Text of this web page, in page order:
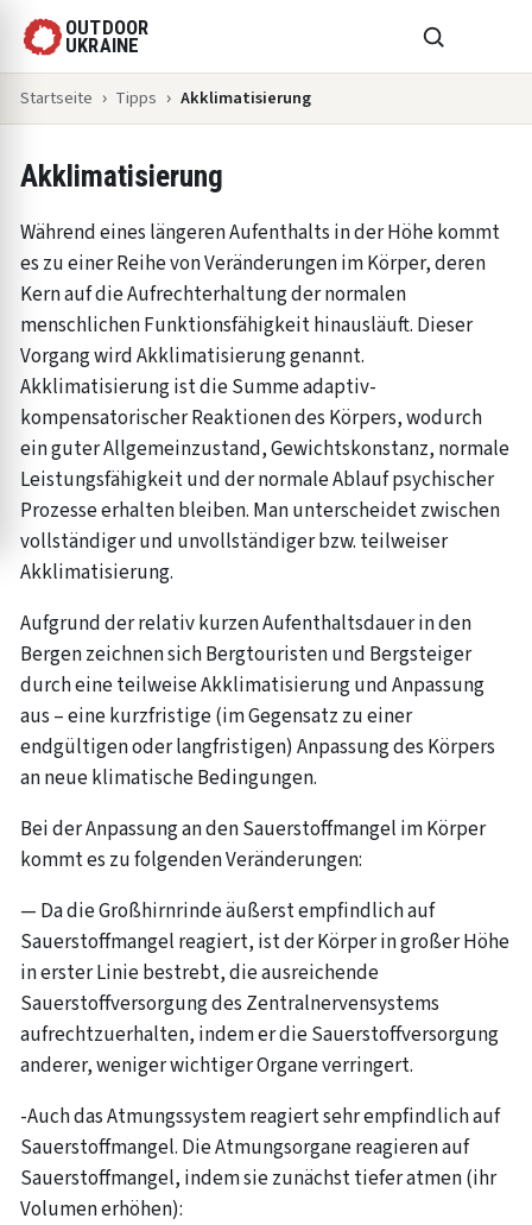
OUTDOOR
UKRAINE
Startseite Tipps Akklimatisierung
Akklimatisierung
Während eines längeren Aufenthalts in der Höhe kommt
es zu einer Reihe von Veränderungen im Körper, deren
Kern auf die Aufrechterhaltung der normalen
menschlichen Funktionsfähigkeit hinausläuft. Dieser
Vorgang wird Akklimatisierung genannt.
Akklimatisierung ist die Summe adaptiv-
kompensatorischer Reaktionen des Körpers, wodurch
ein guter Allgemeinzustand, Gewichtskonstanz, normale
Leistungsfähigkeit und der normale Ablauf psychischer
Prozesse erhalten bleiben. Man unterscheidet zwischen
vollständiger und unvollständiger bzw. teilweiser
Akklimatisierung.
Aufgrund der relativ kurzen Aufenthaltsdauer in den
Bergen zeichnen sich Bergtouristen und Bergsteiger
durch eine teilweise Akklimatisierung und Anpassung
aus – eine kurzfristige (im Gegensatz zu einer
endgültigen oder langfristigen) Anpassung des Körpers
an neue klimatische Bedingungen.
Bei der Anpassung an den Sauerstoffmangel im Körper
kommt es zu folgenden Veränderungen:
— Da die Großhirnrinde äußerst empfindlich auf
Sauerstoffmangel reagiert, ist der Körper in großer Höhe
in erster Linie bestrebt, die ausreichende
Sauerstoffversorgung des Zentralnervensystems
aufrechtzuerhalten, indem er die Sauerstoffversorgung
anderer, weniger wichtiger Organe verringert.
-Auch das Atmungssystem reagiert sehr empfindlich auf
Sauerstoffmangel. Die Atmungsorgane reagieren auf
Sauerstoffmangel, indem sie zunächst tiefer atmen (ihr
Volumen erhöhen):